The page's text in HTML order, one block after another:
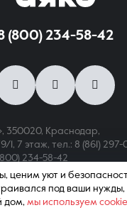
(800) 234-58-42
Краснодар,
1, 7 этаж, тел.: 8 (861)
234-58-42
на сайте,
и не является
ст. 437 ГК РФ. Все
ценим уют и
под ваши нужды,
дом, мы используем